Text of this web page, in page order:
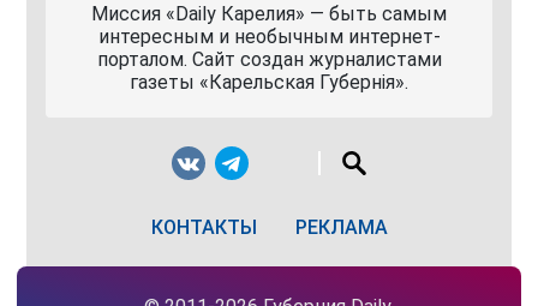
Миссия «Daily Карелия» — быть самым
интересным и необычным интернет-
порталом. Сайт создан журналистами
газеты «Карельская Губернiя».
КОНТАКТЫ РЕКЛАМА